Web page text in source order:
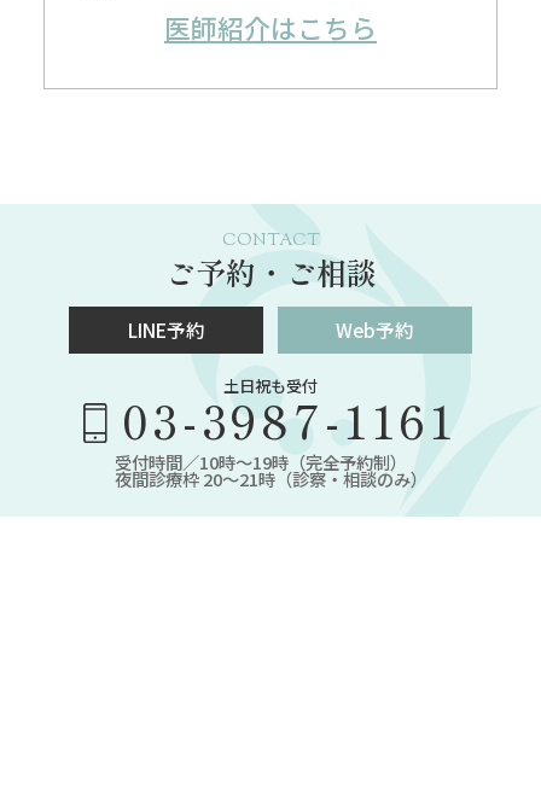
医師紹介はこちら
CONTACT
ご予約・ご相談
LINE予約 Web予約
土日祝も受付
03-3987-1161
受付時間／10時～19時（完全予約制）
夜間診療枠 20～21時（診察・相談のみ）